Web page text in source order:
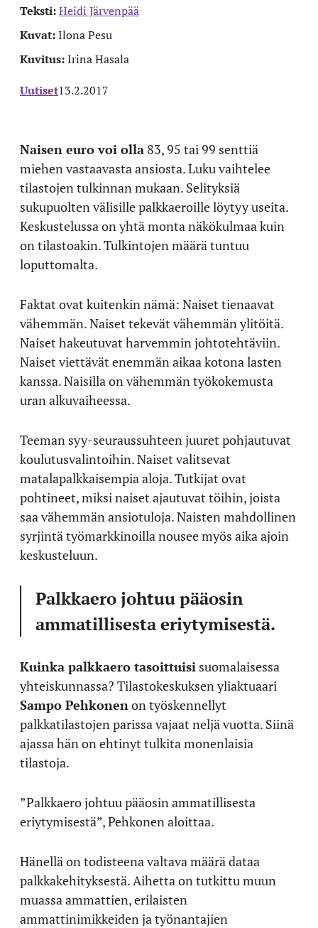
Teksti:Heidi Järvenpää
Kuvat:Ilona Pesu
Kuvitus:Irina Hasala
Uutiset13.2.2017
Naisen euro voi olla 83, 95 tai 99 senttiä
miehen vastaavasta ansiosta. Luku vaihtelee
tilastojen tulkinnan mukaan. Selityksiä
sukupuolten välisille palkkaeroille löytyy useita.
Keskustelussa on yhtä monta näkökulmaa kuin
on tilastoakin. Tulkintojen määrä tuntuu
loputtomalta.
Faktat ovat kuitenkin nämä: Naiset tienaavat
vähemmän. Naiset tekevät vähemmän ylitöitä.
Naiset hakeutuvat harvemmin johtotehtäviin.
Naiset viettävät enemmän aikaa kotona lasten
kanssa. Naisilla on vähemmän työkokemusta
uran alkuvaiheessa.
Teeman syy-seuraussuhteen juuret pohjautuvat
koulutusvalintoihin. Naiset valitsevat
matalapalkkaisempia aloja. Tutkijat ovat
pohtineet, miksi naiset ajautuvat töihin, joista
saa vähemmän ansiotuloja. Naisten mahdollinen
syrjintä työmarkkinoilla nousee myös aika ajoin
keskusteluun.
Palkkaero johtuu pääosin
ammatillisesta eriytymisestä.
Kuinka palkkaero tasoittuisi suomalaisessa
yhteiskunnassa? Tilastokeskuksen yliaktuaari
Sampo Pehkonen on työskennellyt
palkkatilastojen parissa vajaat neljä vuotta. Siinä
ajassa hän on ehtinyt tulkita monenlaisia
tilastoja.
”Palkkaero johtuu pääosin ammatillisesta
eriytymisestä”, Pehkonen aloittaa.
Hänellä on todisteena valtava määrä dataa
palkkakehityksestä. Aihetta on tutkittu muun
muassa ammattien, erilaisten
ammattinimikkeiden ja työnantajien